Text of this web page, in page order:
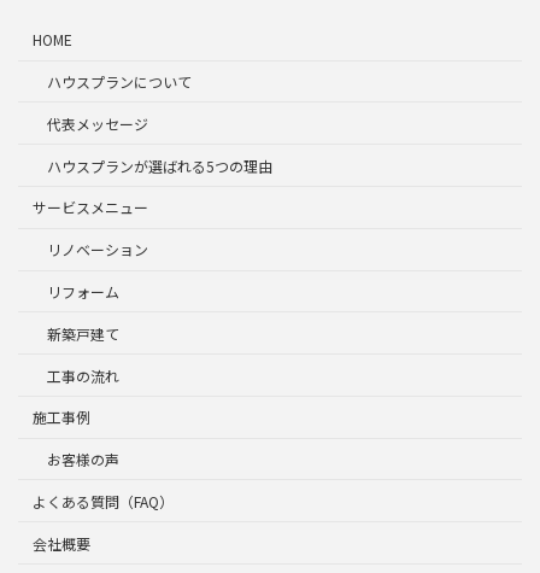
HOME
ハウスプランについて
代表メッセージ
ハウスプランが選ばれる5つの理由
サービスメニュー
リノベーション
リフォーム
新築戸建て
工事の流れ
施工事例
お客様の声
よくある質問（FAQ）
会社概要